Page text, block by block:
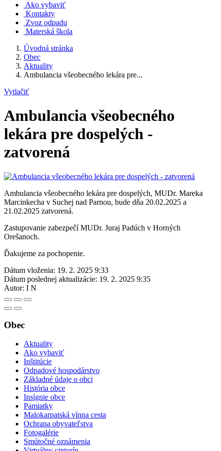
Ako vybaviť
Kontakty
Zvoz odpadu
Materská škola
Úvodná stránka
Obec
Aktuality
Ambulancia všeobecného lekára pre...
Vytlačiť
Ambulancia všeobecného
lekára pre dospelých -
zatvorená
Ambulancia všeobecného lekára pre dospelých, MUDr. Mareka
Marcinkecha v Suchej nad Parnou, bude dňa 20.02.2025 a
21.02.2025 zatvorená.
Zastupovanie zabezpečí MUDr. Juraj Padúch v Horných
Orešanoch.
Ďakujeme za pochopenie.
Dátum vloženia: 19. 2. 2025 9:33
Dátum poslednej aktualizácie: 19. 2. 2025 9:35
Autor: I N
Obec
Aktuality
Ako vybaviť
Inštitúcie
Odpadové hospodárstvo
Základné údaje o obci
História obce
Insígnie obce
Pamiatky
Malokarpatská vínna cesta
Ochrana obyvateľstva
Fotogalérie
Smútočné oznámenia